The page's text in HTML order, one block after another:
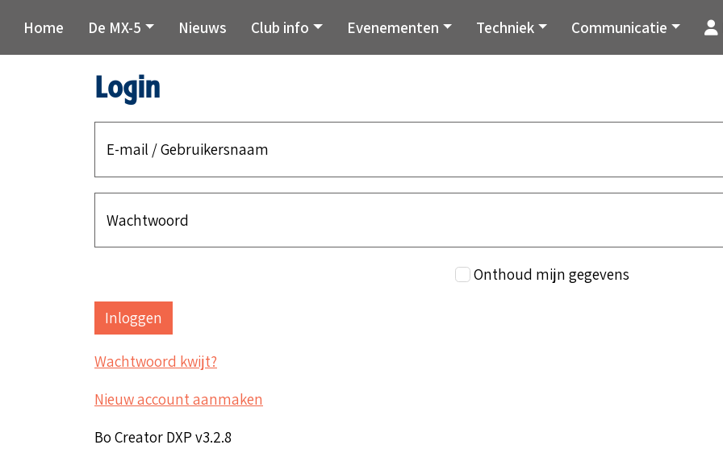
Home De MX-5 Nieuws Club info Evenementen Techniek Communicatie
Login
E-mail / Gebruikersnaam
Wachtwoord
Onthoud mijn gegevens
Wachtwoord kwijt?
Nieuw account aanmaken
Bo Creator DXP v3.2.8